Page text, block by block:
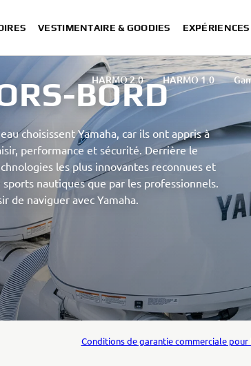
VESTIMENTAIRE & GOODIES EXPÉRIENCES
HARMO 2.0 HARMO 1.0
Moyennes puissances (30 - 80
Helm Master EX
Les offres du moment
Garantie 5 ans
Torqeedo
BORD
choisissent Yamaha, car ils ont appris à
performance et sécurité. Derrière le
les plus innovantes reconnues et
nautiques que par les professionnels.
de naviguer avec Yamaha.
Conditions de garantie commerciale